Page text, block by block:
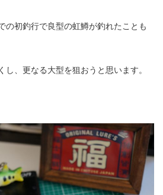
の初釣行で良型の虹鱒が釣れたことも
、更なる大型を狙おうと思います。